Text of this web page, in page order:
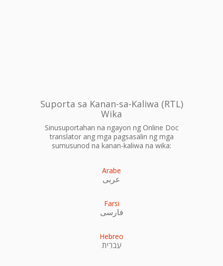
Suporta sa Kanan-sa-Kaliwa (RTL)
Wika
Sinusuportahan na ngayon ng Online Doc
translator ang mga pagsasalin ng mga
sumusunod na kanan-kaliwa na wika:
Arabe
عربى
Farsi
فارسی
Hebreo
עִברִית